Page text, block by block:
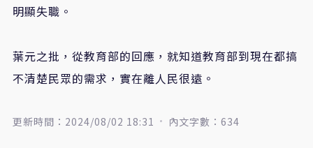
明顯失職。
葉元之批，從教育部的回應，就知道教育部到現在都搞
不清楚民眾的需求，實在離人民很遠。
更新時間：2024/08/02 18:31 內文字數：634